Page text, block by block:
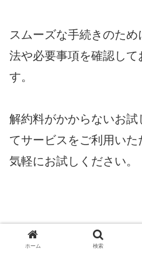
スムーズな手続きのた
法や必要事項を確認し
す。
解約料がかからないお試
てサービスをご利用い
気軽にお試しください。
ホーム 検索